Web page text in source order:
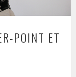
POINT ET